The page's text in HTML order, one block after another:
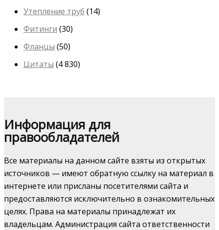
Утепление труб (14)
Фитинги (30)
Фланцы (50)
Цитаты (4 830)
Информация для
правообладателей
Все материалы на данном сайте взяты из открытых
источников — имеют обратную ссылку на материал в
интернете или присланы посетителями сайта и
предоставляются исключительно в ознакомительных
целях. Права на материалы принадлежат их
владельцам. Администрация сайта ответственности